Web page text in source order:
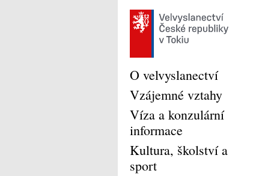
O velvyslanectví
Vzájemné vztahy
Víza a konzulární
informace
Kultura, školství a
sport